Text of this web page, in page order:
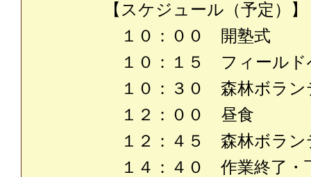
【スケジュール（予定）】
１０：００ 開塾式
１０：１５ フィールド
１０：３０ 森林ボラン
１２：００ 昼食
１２：４５ 森林ボラン
１４：４０ 作業終了・